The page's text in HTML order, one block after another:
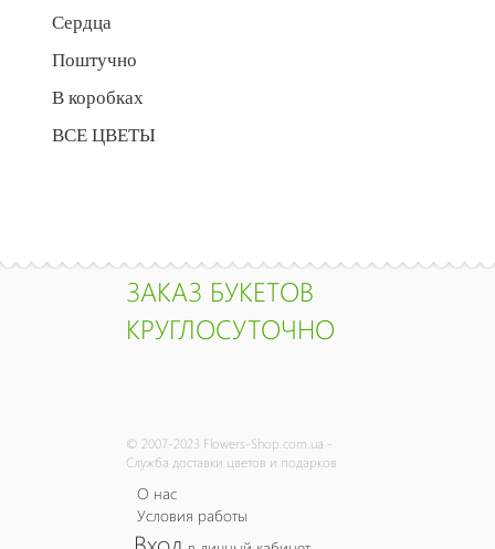
Сердца
Поштучно
В коробках
ВСЕ ЦВЕТЫ
ЗАКАЗ БУКЕТОВ
КРУГЛОСУТОЧНО
© 2007-2023 Flowers-Shop.com.ua -
Служба доставки цветов и подарков
О нас
Условия работы